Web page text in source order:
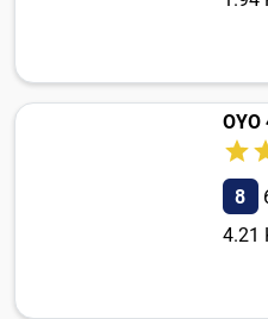
OYO
8
4.21